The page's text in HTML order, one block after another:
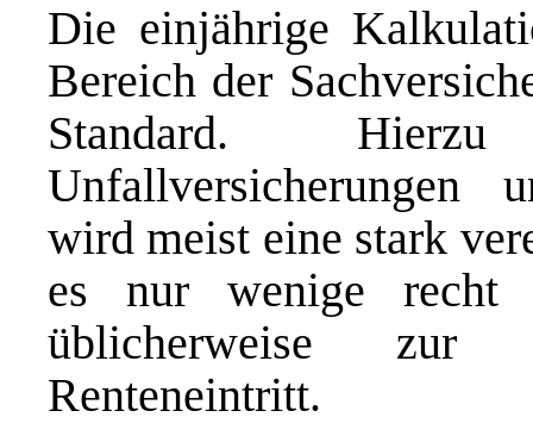
Die einjährige
Bereich der
Standard.
Unfallversicherungen
wird meist eine stark
es nur wenige recht
üblicherweise
Renteneintritt.